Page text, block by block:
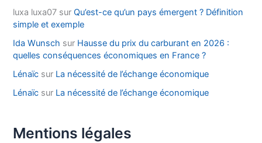
luxa luxa07 sur Qu’est-ce qu’un pays émergent ? Définition
simple et exemple
Ida Wunsch sur Hausse du prix du carburant en 2026 :
quelles conséquences économiques en France ?
Lénaïc sur La nécessité de l’échange économique
Lénaïc sur La nécessité de l’échange économique
Mentions légales